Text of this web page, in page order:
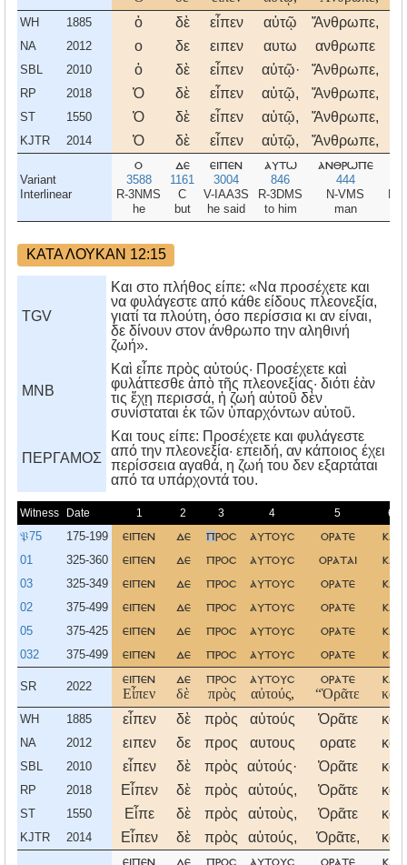
WH 1885 ὁ δὲ εἶπεν αὐτῷ Ἄνθρωπε,
NA 2012 ο δε ειπεν αυτω ανθρωπε
SBL 2010 ὁ δὲ εἶπεν αὐτῷ· Ἄνθρωπε,
RP 2018 Ὁ δὲ εἶπεν αὐτῷ, Ἄνθρωπε,
ST 1550 Ὁ δὲ εἶπεν αὐτῷ, Ἄνθρωπε,
KJTR 2014 Ὁ δὲ εἶπεν αὐτῷ, Ἄνθρωπε,
Variant
Interlinear
ο
3588
R-3NMS
he
δε
1161
C
but
ειπεν
3004
V-IAA3S
he said
αυτω
846
R-3DMS
to him
ανθρωπε
444
N-VMS
man
ΚΑΤΑ ΛΟΥΚΑΝ 12:15
TGV
Και στο πλήθος είπε: «Να προσέχετε και
να φυλάγεστε από κάθε είδους πλεονεξία,
γιατί τα πλούτη, όσο περίσσια κι αν είναι,
δε δίνουν στον άνθρωπο την αληθινή
ζωή».
MNB
Καὶ εἶπε πρὸς αὐτούς· Προσέχετε καὶ
φυλάττεσθε ἀπὸ τῆς πλεονεξίας· διότι ἐὰν
τις ἔχῃ περισσά, ἡ ζωή αὐτοῦ δὲν
συνίσταται ἐκ τῶν ὑπαρχόντων αὐτοῦ.
ΠΕΡΓΑΜΟΣ
Kαι τους είπε: Προσέχετε και φυλάγεστε
από την πλεονεξία· επειδή, αν κάποιος έχει
περίσσεια αγαθά, η ζωή του δεν εξαρτάται
από τα υπάρχοντά του.
Witness Date 1 2 3 4 5 6
𝔓75 175-199 ειπεν δε προσ αυτουσ ορατε και
01 325-360 ειπεν δε προσ αυτουσ οραται και
03 325-349 ειπεν δε προσ αυτουσ ορατε και
02 375-499 ειπεν δε προσ αυτουσ ορατε και
05 375-425 ειπεν δε προσ αυτουσ ορατε και
032 375-499 ειπεν δε προσ αυτουσ ορατε και
SR 2022
ειπεν
Εἶπεν
δε
δὲ
προσ
πρὸς
αυτουσ
αὐτούς,
ορατε
“Ὁρᾶτε
και
καὶ
WH 1885 εἶπεν δὲ πρὸς αὐτούς Ὁρᾶτε καὶ
NA 2012 ειπεν δε προς αυτους ορατε και
SBL 2010 εἶπεν δὲ πρὸς αὐτούς· Ὁρᾶτε καὶ
RP 2018 Εἶπεν δὲ πρὸς αὐτούς, Ὁρᾶτε καὶ
ST 1550 Εἶπε δὲ πρὸς αὐτοὺς, Ὁρᾶτε καὶ
KJTR 2014 Εἶπεν δὲ πρὸς αὐτούς, Ὁρᾶτε, καὶ
ειπεν δε προσ αυτουσ ορατε και